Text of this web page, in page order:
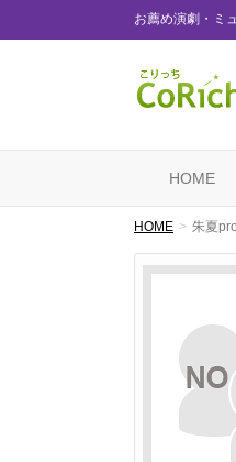
お薦め演劇・ミ
HOME
HOME 朱夏